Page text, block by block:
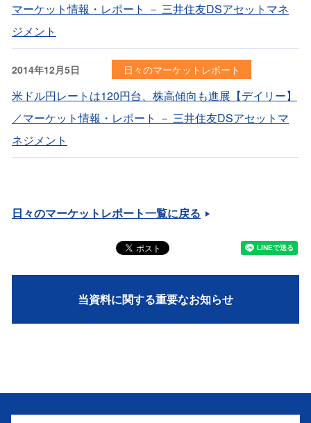
マーケット情報・レポート － 三井住友DSアセットマネ
ジメント
2014年12月5日 日々のマーケットレポート
米ドル円レートは120円台、株高傾向も進展【デイリー】
／マーケット情報・レポート － 三井住友DSアセットマ
ネジメント
日々のマーケットレポート一覧に戻る
当資料に関する重要なお知らせ